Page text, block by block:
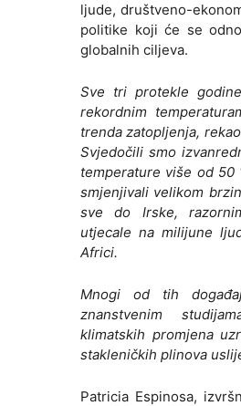
ljude, društveno-
politike koji će se
globalnih ciljeva.
Sve tri protekle
rekordnim
trenda zatopljenja,
Svjedočili smo
temperature više od
smjenjivali velikom
sve do Irske,
utjecale na milijune
Africi.
Mnogi od tih
znanstvenim
klimatskih promjena
stakleničkih plinova
Patricia Espinosa,